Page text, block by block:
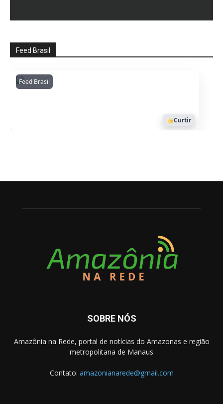
Feed Brasil
Feed BrasilAmazonianarede
1053
Curtir
SOBRE NÓS
Amazônia na Rede, portal de notícias do Amazonas e região
metropolitana de Manaus
Contato: amazonianarede@gmail.com